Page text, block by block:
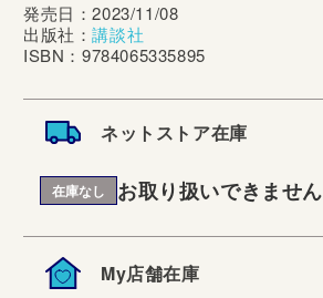
発売日：2023/11/08
出版社：講談社
ISBN：9784065335895
ネットストア在庫
在庫なし お取り扱いできません
My店舗在庫